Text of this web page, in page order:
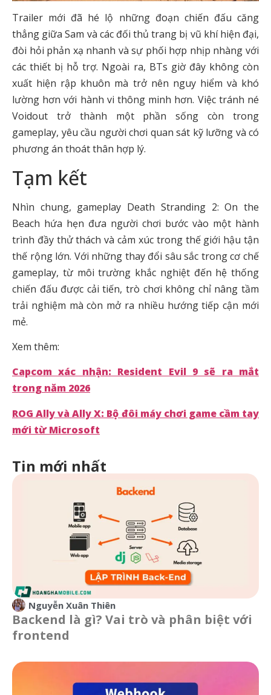
Trailer mới đã hé lộ những đoạn chiến đấu căng
thẳng giữa Sam và các đối thủ trang bị vũ khí hiện đại,
đòi hỏi phản xạ nhanh và sự phối hợp nhịp nhàng với
các thiết bị hỗ trợ. Ngoài ra, BTs giờ đây không còn
xuất hiện rập khuôn mà trở nên nguy hiểm và khó
lường hơn với hành vi thông minh hơn. Việc tránh né
Voidout trở thành một phần sống còn trong
gameplay, yêu cầu người chơi quan sát kỹ lưỡng và có
phương án thoát thân hợp lý.
Tạm kết
Nhìn chung, gameplay Death Stranding 2: On the
Beach hứa hẹn đưa người chơi bước vào một hành
trình đầy thử thách và cảm xúc trong thế giới hậu tận
thế rộng lớn. Với những thay đổi sâu sắc trong cơ chế
gameplay, từ môi trường khắc nghiệt đến hệ thống
chiến đấu được cải tiến, trò chơi không chỉ nâng tầm
trải nghiệm mà còn mở ra nhiều hướng tiếp cận mới
mẻ.
Xem thêm:
Capcom xác nhận: Resident Evil 9 sẽ ra mắt
trong năm 2026
ROG Ally và Ally X: Bộ đôi máy chơi game cầm tay
mới từ Microsoft
Tin mới nhất
Nguyễn Xuân Thiên
Backend là gì? Vai trò và phân biệt với
frontend